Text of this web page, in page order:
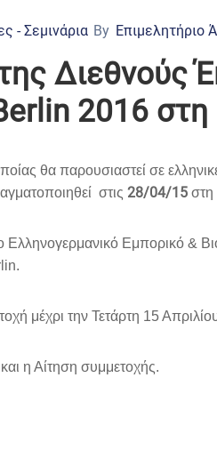
- Σεμινάρια By Επιμελητήριο
Διεθνούς
2016
θα παρουσιαστεί σε
στις 28/04/15 στη
Ελληνογερμανικό Εμπορικό &
μέχρι την Τετάρτη 15
η Αίτηση συμμετοχής.